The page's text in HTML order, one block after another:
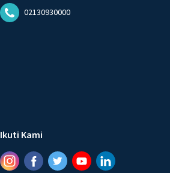
02130930000
Ikuti Kami